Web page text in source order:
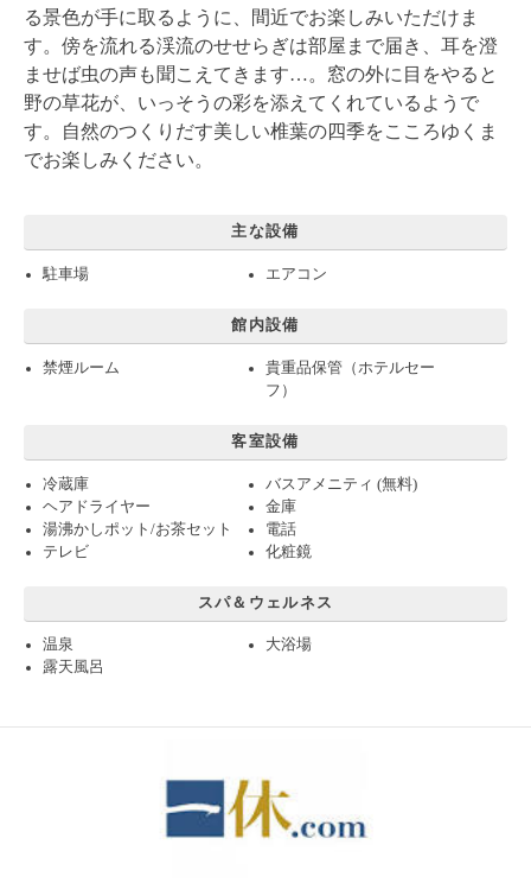
る景色が手に取るように、間近でお楽しみいただけま
す。傍を流れる渓流のせせらぎは部屋まで届き、耳を澄
ませば虫の声も聞こえてきます…。窓の外に目をやると
野の草花が、いっそうの彩を添えてくれているようで
す。自然のつくりだす美しい椎葉の四季をこころゆくま
でお楽しみください。
主な設備
駐車場 エアコン
館内設備
禁煙ルーム
貴重品保管（ホテルセー
フ）
客室設備
冷蔵庫
バスアメニティ (無料)
ヘアドライヤー
金庫
湯沸かしポット/お茶セット
電話
テレビ
化粧鏡
スパ＆ウェルネス
温泉
大浴場
露天風呂